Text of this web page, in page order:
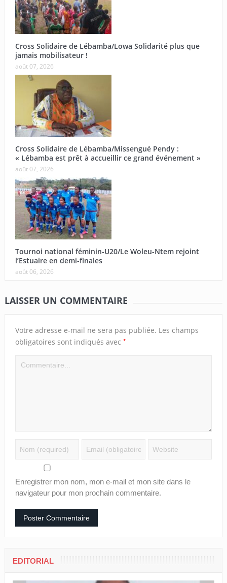
Cross Solidaire de Lébamba/Lowa Solidarité plus que
jamais mobilisateur !
août 07, 2026
Cross Solidaire de Lébamba/Missengué Pendy :
« Lébamba est prêt à accueillir ce grand événement »
août 07, 2026
Tournoi national féminin-U20/Le Woleu-Ntem rejoint
l’Estuaire en demi-finales
août 06, 2026
LAISSER UN COMMENTAIRE
Votre adresse e-mail ne sera pas publiée. Les champs
obligatoires sont indiqués avec *
Enregistrer mon nom, mon e-mail et mon site dans le
navigateur pour mon prochain commentaire.
EDITORIAL